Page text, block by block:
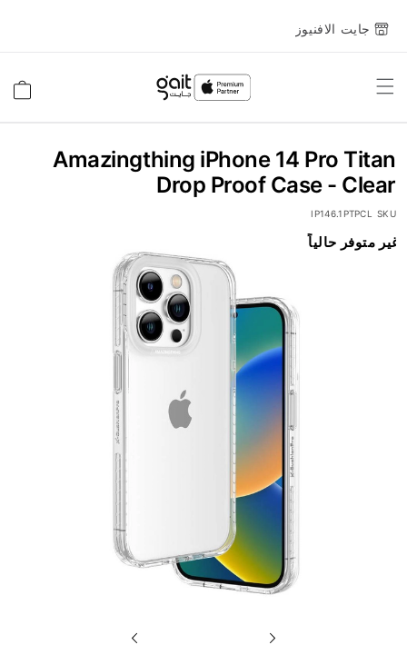
جايت الافنيوز
Toggle
Amazingthing iPhone 14 Pro Titan
Drop Proof Case - Clear
SKU
IP146.1PTPCL
انتقل
إلى
غير متوفر حالياً